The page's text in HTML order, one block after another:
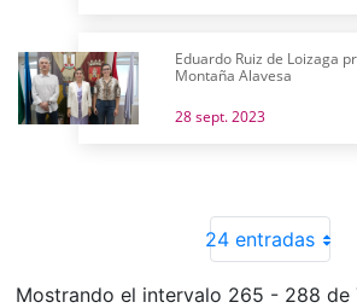
Eduardo Ruiz de Loizaga
Montaña Alavesa
28 sept. 2023
24 entradas
Mostrando el intervalo 265 - 288 de